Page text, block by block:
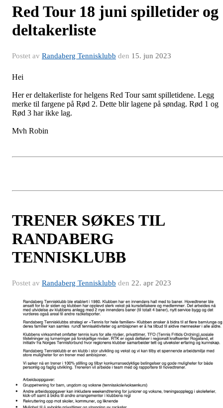
Red Tour 18 juni spilletider og
deltakerliste
Postet av Randaberg Tennisklubb den 15. jun 2023
Hei
Her er deltakerliste for helgens Red Tour samt spilletidene. Legg
merke til fargene på Rød 2. Dette blir lagene på søndag. Rød 1 og
Rød 3 har ikke lag.
Mvh Robin
TRENER SØKES TIL
RANDABERG
TENNISKLUBB
Postet av Randaberg Tennisklubb den 22. apr 2023